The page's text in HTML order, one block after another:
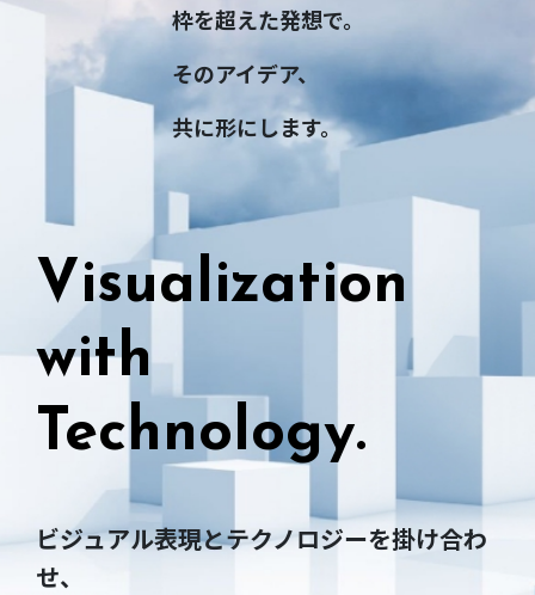
枠を超えた発想で。
そのアイデア、
共に形にします。
Visualization
with
Technology.
ビジュアル表現とテクノロジーを掛け合わ
せ、